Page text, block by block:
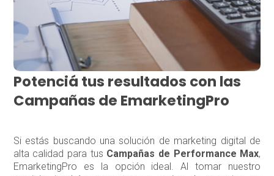
Potenciá tus resultados con las
Campañas de EmarketingPro
Si estás buscando una solución de marketing digital de
alta calidad para tus Campañas de Performance Max,
EmarketingPro es la opción ideal. Al tomar nuestro